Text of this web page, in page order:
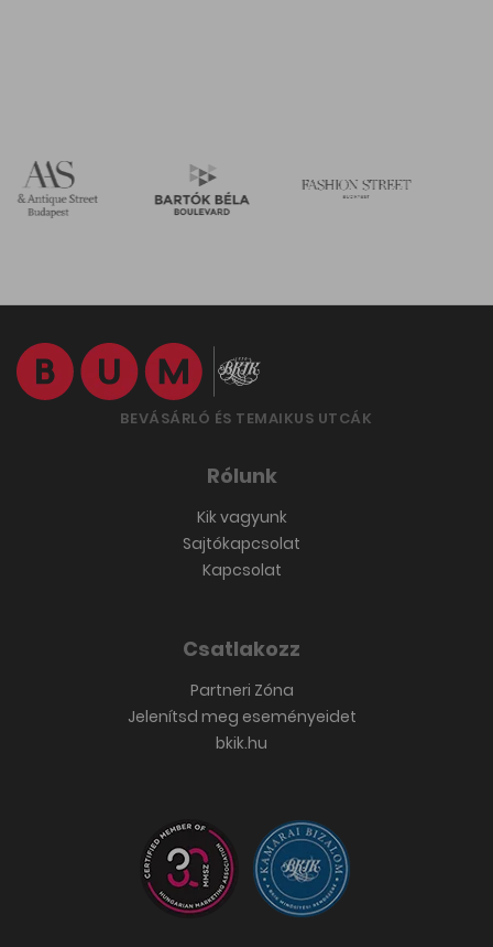
BEVÁSÁRLÓ ÉS TEMAIKUS UTCÁK
Rólunk
Kik vagyunk
Sajtókapcsolat
Kapcsolat
Csatlakozz
Partneri Zóna
Jelenítsd meg eseményeidet
bkik.hu